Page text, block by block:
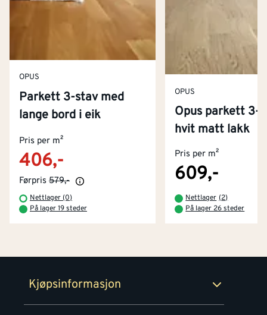
OPUS
Parkett 3-stav med
lange bord i eik
Pris per m²
406,-
Førpris 579,-
Nettlager (0)
På lager 19 steder
OPUS
Opus parkett 3-
hvit matt lakk
Pris per m²
609,-
Nettlager (2)
På lager 26 steder
Kjøpsinformasjon
Kjøpsbetingelser
Retur- og angrerettsskjema
Tjenester
Montér Klubb
Om Montér
Byggevarehus og åpningstider
Prismatch
Personvern